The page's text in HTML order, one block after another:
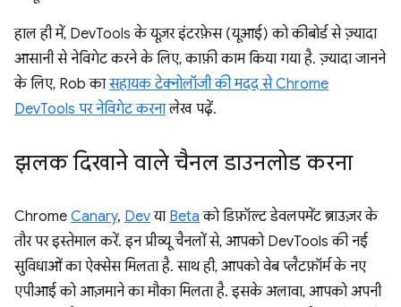
हाल ही में, DevTools के यूज़र इंटरफ़ेस (यूआई) को कीबोर्ड से ज़्यादा
आसानी से नेविगेट करने के लिए, काफ़ी काम किया गया है. ज़्यादा जानने
के लिए, Rob कासहायक टेक्नोलॉजी की मदद से Chrome
DevTools पर नेविगेट करनालेख पढ़ें.
झलक दिखाने वाले चैनल डाउनलोड करना
Chrome Canary, Devया Beta को डिफ़ॉल्ट डेवलपमेंट ब्राउज़र के
तौर पर इस्तेमाल करें. इन प्रीव्यू चैनलों से, आपको DevTools की नई
सुविधाओं का ऐक्सेस मिलता है. साथ ही, आपको वेब प्लैटफ़ॉर्म के नए
एपीआई को आज़माने का मौका मिलता है. इसके अलावा, आपको अपनी